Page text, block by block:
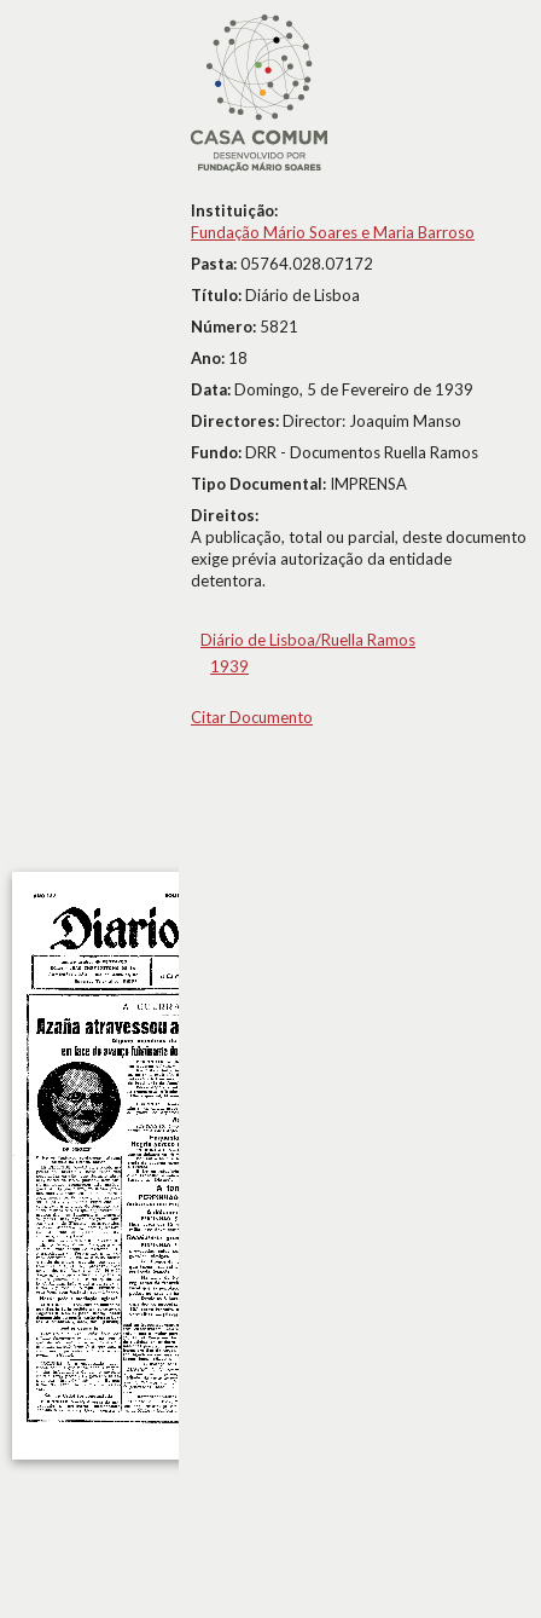
Instituição:
Fundação Mário Soares e Maria Barroso
Pasta:05764.028.07172
Título:Diário de Lisboa
Número: 5821
Ano: 18
Data:Domingo, 5 de Fevereiro de 1939
Directores:Director: Joaquim Manso
Fundo:DRR - Documentos Ruella Ramos
Tipo Documental: IMPRENSA
Direitos:
A publicação, total ou parcial, deste documento
exige prévia autorização da entidade
detentora.
Diário de Lisboa/Ruella Ramos
1939
Citar Documento